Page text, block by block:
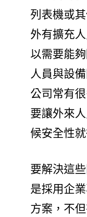
列表機或
外有擴充
以需要能
人員與設
公司常有
要讓外來
候安全性
要解決這
是採用企
方案，不